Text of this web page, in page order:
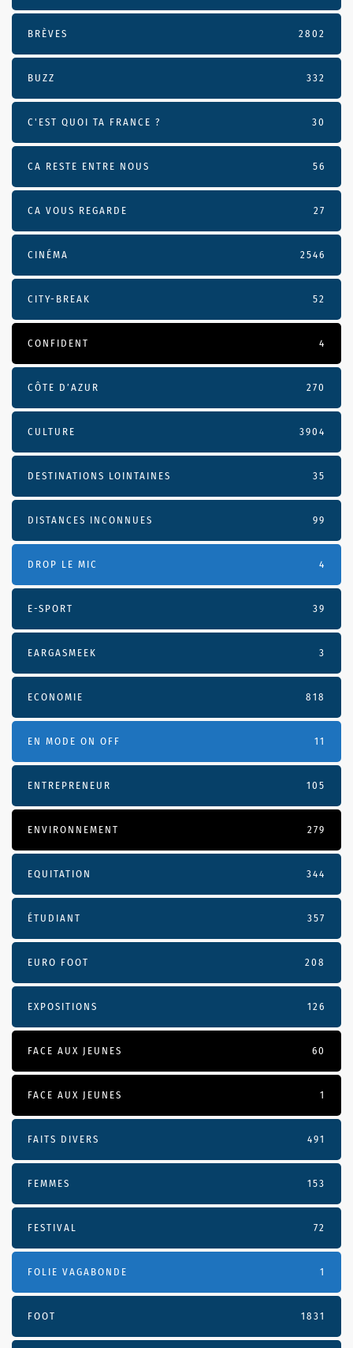
BRÈVES 2802
BUZZ 332
C'EST QUOI TA FRANCE ? 30
CA RESTE ENTRE NOUS 56
CA VOUS REGARDE 27
CINÉMA 2546
CITY-BREAK 52
CONFIDENT 4
CÔTE D’AZUR 270
CULTURE 3904
DESTINATIONS LOINTAINES 35
DISTANCES INCONNUES 99
DROP LE MIC 4
E-SPORT 39
EARGASMEEK 3
ECONOMIE 818
EN MODE ON OFF 11
ENTREPRENEUR 105
ENVIRONNEMENT 279
EQUITATION 344
ÉTUDIANT 357
EURO FOOT 208
EXPOSITIONS 126
FACE AUX JEUNES 60
FACE AUX JEUNES 1
FAITS DIVERS 491
FEMMES 153
FESTIVAL 72
FOLIE VAGABONDE 1
FOOT 1831